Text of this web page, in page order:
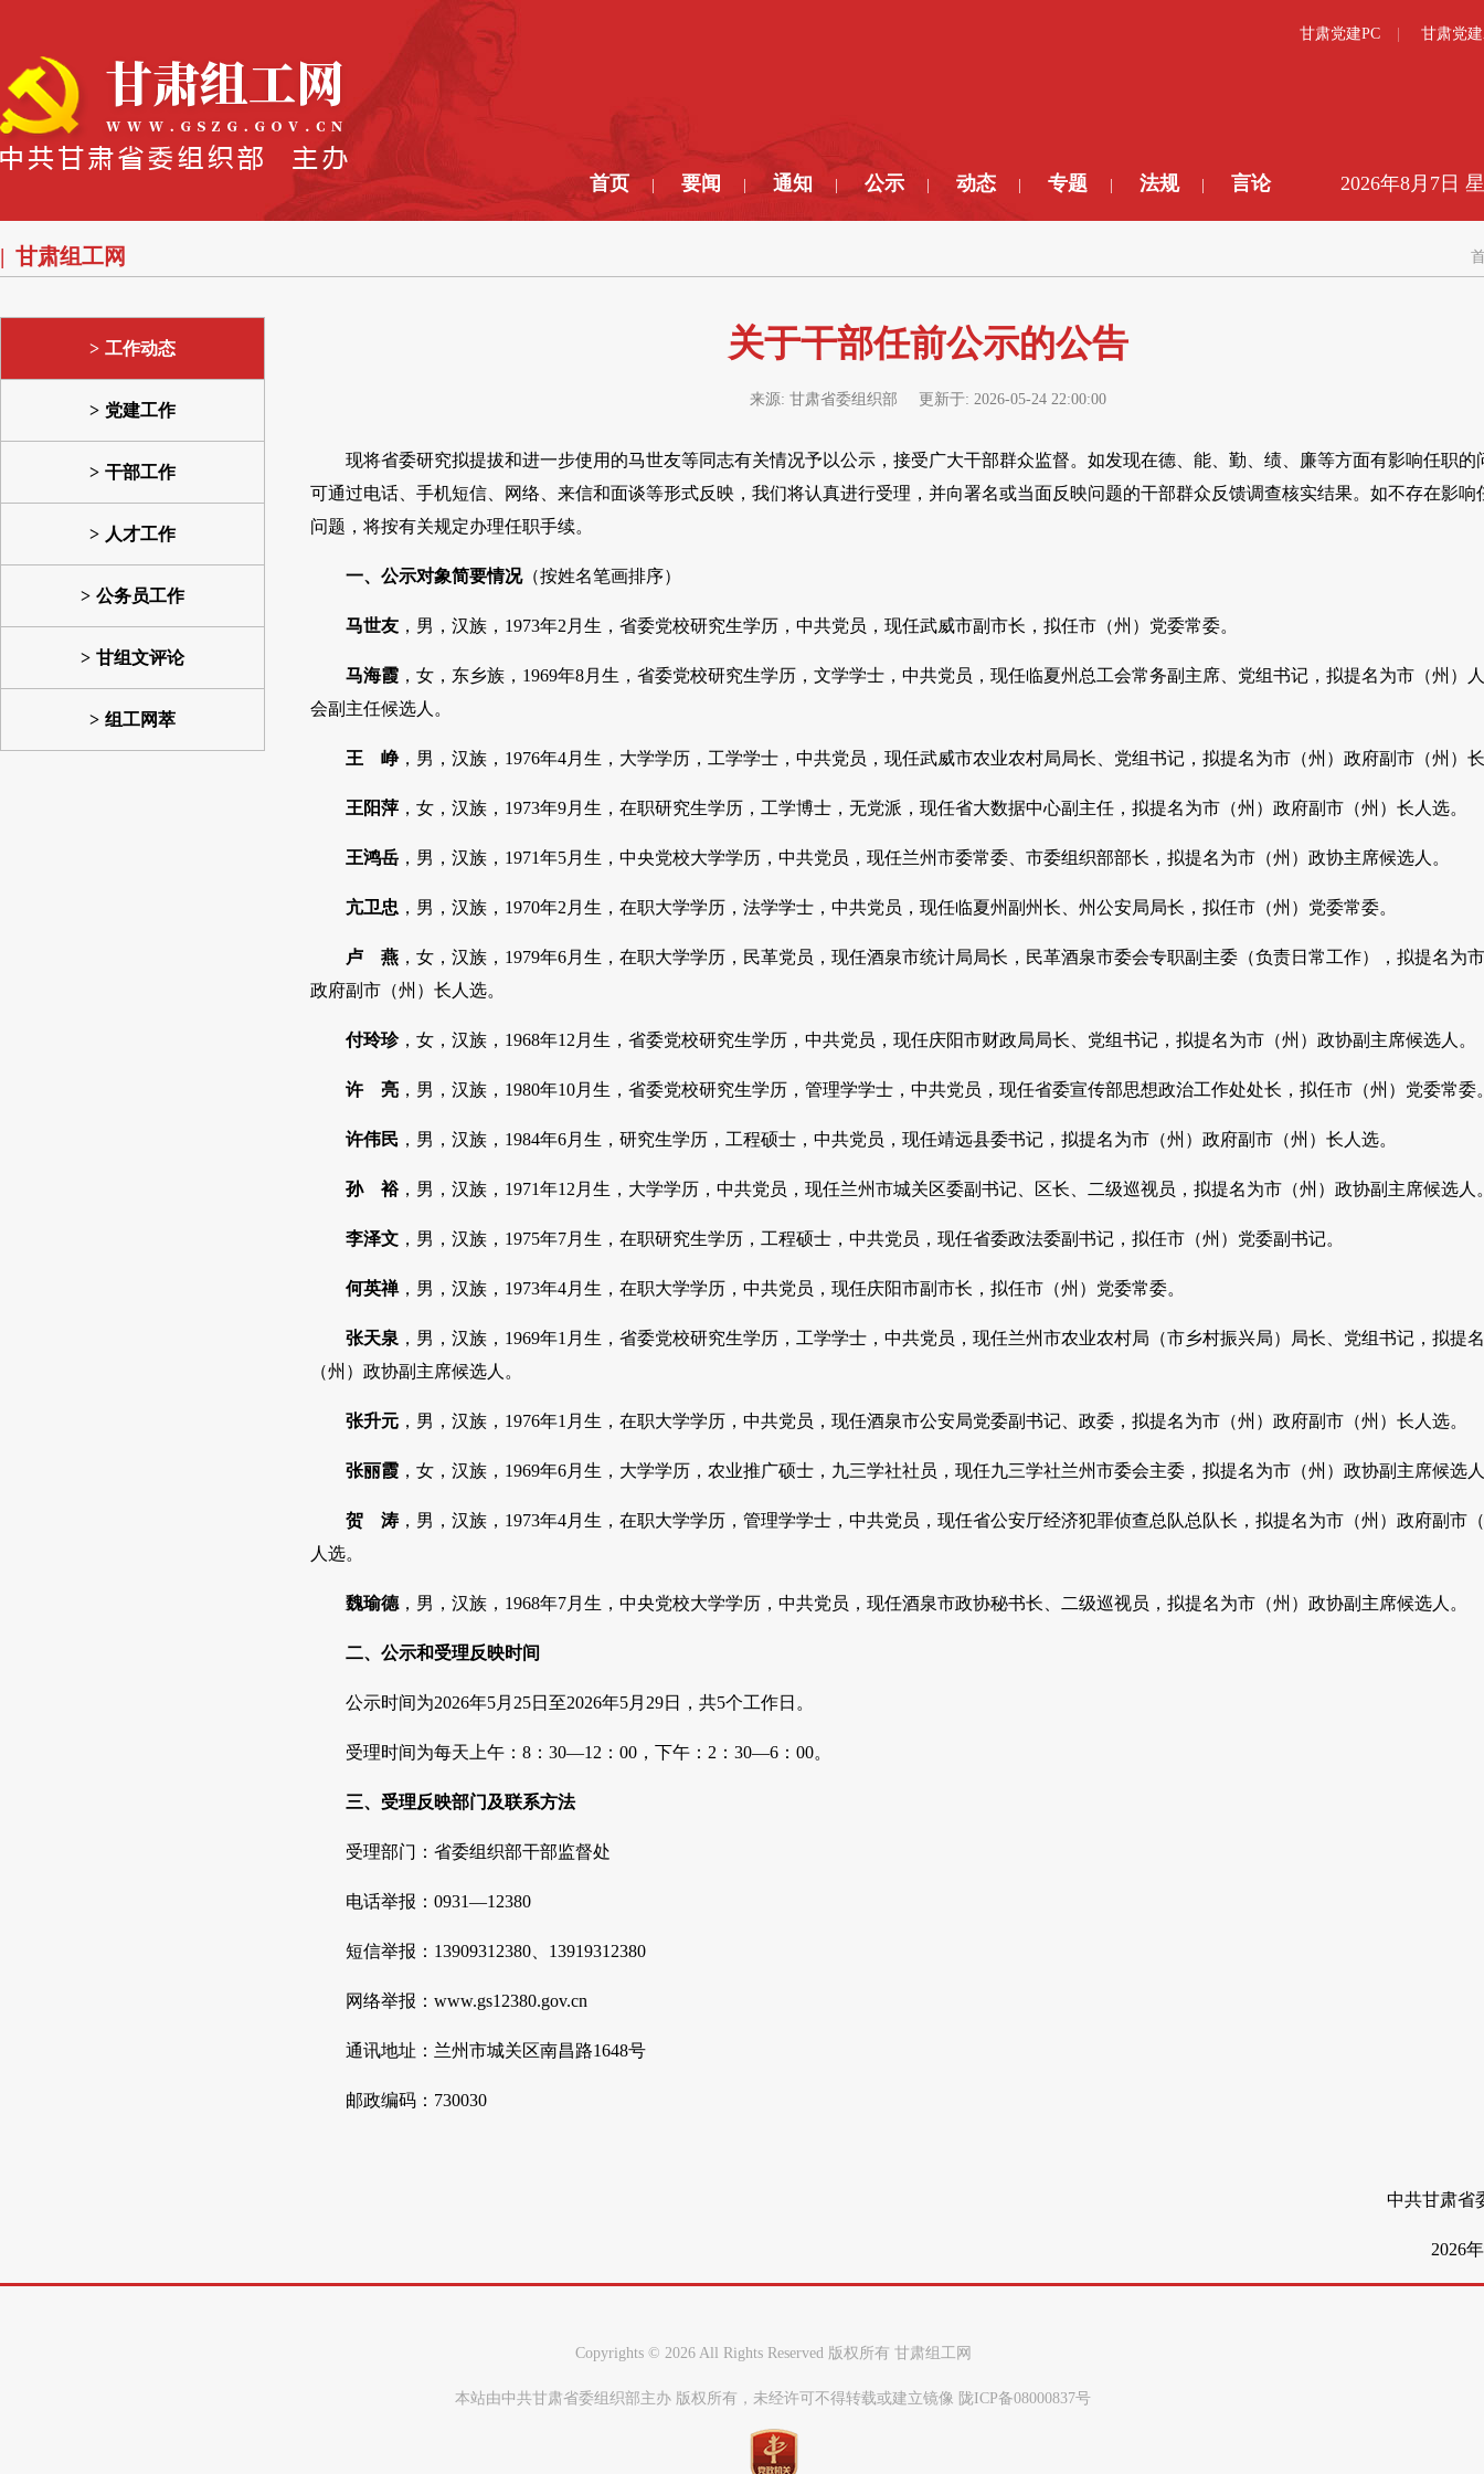
甘肃党建PC 甘肃党
首页 要闻 通知 公示 动态 专题 法规 言论 2026年8月7日
甘肃组工网
工作动态
党建工作
干部工作
人才工作
公务员工作
甘组文评论
组工网萃
关于干部任前公示的公告
来源: 甘肃省委组织部 更新于: 2026-05-24 22:00:00
现将省委研究拟提拔和进一步使用的马世友等同志有关情况予以公示，接受广大干部群众监督。如发现在德、能、勤、绩、廉等方面有影响任职的
可通过电话、手机短信、网络、来信和面谈等形式反映，我们将认真进行受理，并向署名或当面反映问题的干部群众反馈调查核实结果。如不存在影响
问题，将按有关规定办理任职手续。
一、公示对象简要情况（按姓名笔画排序）
马世友 ，男，汉族，1973年2月生，省委党校研究生学历，中共党员，现任武威市副市长，拟任市（州）党委常委。
马海霞 ，女，东乡族，1969年8月生，省委党校研究生学历，文学学士，中共党员，现任临夏州总工会常务副主席、党组书记，拟提名为市（州）
会副主任候选人。
王 峥，男，汉族，1976年4月生，大学学历，工学学士，中共党员，现任武威市农业农村局局长、党组书记，拟提名为市（州）政府副市（州）
王阳萍 ，女，汉族，1973年9月生，在职研究生学历，工学博士，无党派，现任省大数据中心副主任，拟提名为市（州）政府副市（州）长人选。
王鸿岳 ，男，汉族，1971年5月生，中央党校大学学历，中共党员，现任兰州市委常委、市委组织部部长，拟提名为市（州）政协主席候选人。
亢卫忠 ，男，汉族，1970年2月生，在职大学学历，法学学士，中共党员，现任临夏州副州长、州公安局局长，拟任市（州）党委常委。
卢 燕 ，女，汉族，1979年6月生，在职大学学历，民革党员，现任酒泉市统计局局长，民革酒泉市委会专职副主委（负责日常工作），拟提名为
政府副市（州）长人选。
付玲珍，女，汉族，1968年12月生，省委党校研究生学历，中共党员，现任庆阳市财政局局长、党组书记，拟提名为市（州）政协副主席候选人。
许 亮 ，男，汉族，1980年10月生，省委党校研究生学历，管理学学士，中共党员，现任省委宣传部思想政治工作处处长，拟任市（州）党委常委
许伟民 ，男，汉族，1984年6月生，研究生学历，工程硕士，中共党员，现任靖远县委书记，拟提名为市（州）政府副市（州）长人选。
孙 裕，男，汉族，1971年12月生，大学学历，中共党员，现任兰州市城关区委副书记、区长、二级巡视员，拟提名为市（州）政协副主席候选人
李泽文 ，男，汉族，1975年7月生，在职研究生学历，工程硕士，中共党员，现任省委政法委副书记，拟任市（州）党委副书记。
何英禅，男，汉族，1973年4月生，在职大学学历，中共党员，现任庆阳市副市长，拟任市（州）党委常委。
张天泉 ，男，汉族，1969年1月生，省委党校研究生学历，工学学士，中共党员，现任兰州市农业农村局（市乡村振兴局）局长、党组书记，拟提
（州）政协副主席候选人。
张升元 ，男，汉族，1976年1月生，在职大学学历，中共党员，现任酒泉市公安局党委副书记、政委，拟提名为市（州）政府副市（州）长人选。
张丽霞 ，女，汉族，1969年6月生，大学学历，农业推广硕士，九三学社社员，现任九三学社兰州市委会主委，拟提名为市（州）政协副主席候选
贺 涛，男，汉族，1973年4月生，在职大学学历，管理学学士，中共党员，现任省公安厅经济犯罪侦查总队总队长，拟提名为市（州）政府副市
人选。
魏瑜德 ，男，汉族，1968年7月生，中央党校大学学历，中共党员，现任酒泉市政协秘书长、二级巡视员，拟提名为市（州）政协副主席候选人。
二、公示和受理反映时间
公示时间为2026年5月25日至2026年5月29日，共5个工作日。
受理时间为每天上午：8：30—12：00，下午：2：30—6：00。
三、受理反映部门及联系方法
受理部门：省委组织部干部监督处
电话举报：0931—12380
短信举报：13909312380、13919312380
网络举报：www.gs12380.gov.cn
通讯地址：兰州市城关区南昌路1648号
邮政编码：730030
中共甘肃省
2026
Copyrights © 2026 All Rights Reserved 版权所有 甘肃组工网
本站由中共甘肃省委组织部主办 版权所有，未经许可不得转载或建立镜像 陇ICP备08000837号